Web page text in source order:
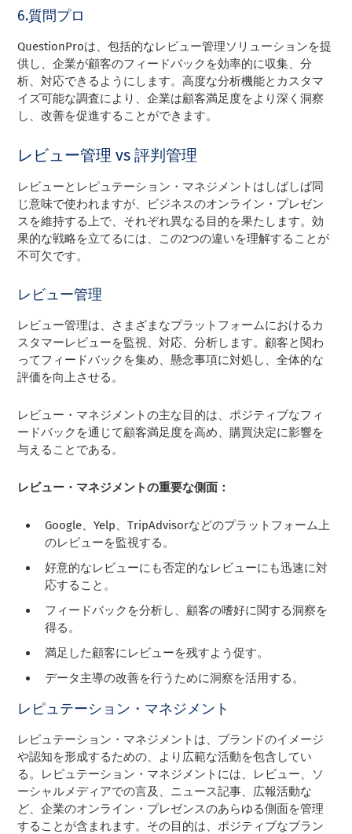
6.質問プロ
QuestionProは、包括的なレビュー管理ソリューションを提
供し、企業が顧客のフィードバックを効率的に収集、分
析、対応できるようにします。高度な分析機能とカスタマ
イズ可能な調査により、企業は顧客満足度をより深く洞察
し、改善を促進することができます。
レビュー管理 vs 評判管理
レビューとレピュテーション・マネジメントはしばしば同
じ意味で使われますが、ビジネスのオンライン・プレゼン
スを維持する上で、それぞれ異なる目的を果たします。効
果的な戦略を立てるには、この2つの違いを理解することが
不可欠です。
レビュー管理
レビュー管理は、さまざまなプラットフォームにおけるカ
スタマーレビューを監視、対応、分析します。顧客と関わ
ってフィードバックを集め、懸念事項に対処し、全体的な
評価を向上させる。
レビュー・マネジメントの主な目的は、ポジティブなフィ
ードバックを通じて顧客満足度を高め、購買決定に影響を
与えることである。
レビュー・マネジメントの重要な側面：
Google、Yelp、TripAdvisorなどのプラットフォーム上
のレビューを監視する。
好意的なレビューにも否定的なレビューにも迅速に対
応すること。
フィードバックを分析し、顧客の嗜好に関する洞察を
得る。
満足した顧客にレビューを残すよう促す。
データ主導の改善を行うために洞察を活用する。
レピュテーション・マネジメント
レピュテーション・マネジメントは、ブランドのイメージ
や認知を形成するための、より広範な活動を包含してい
る。レピュテーション・マネジメントには、レビュー、ソ
ーシャルメディアでの言及、ニュース記事、広報活動な
ど、企業のオンライン・プレゼンスのあらゆる側面を管理
することが含まれます。その目的は、ポジティブなブラン